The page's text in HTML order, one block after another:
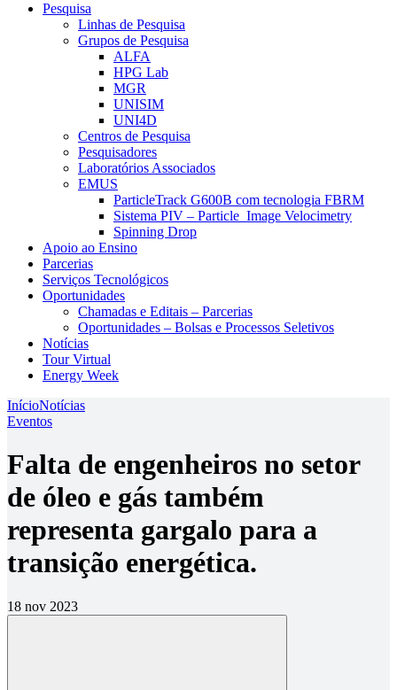
Pesquisa
Linhas de Pesquisa
Grupos de Pesquisa
ALFA
HPG Lab
MGR
UNISIM
UNI4D
Centros de Pesquisa
Pesquisadores
Laboratórios Associados
EMUS
ParticleTrack G600B com tecnologia FBRM
Sistema PIV – Particle Image Velocimetry
Spinning Drop
Apoio ao Ensino
Parcerias
Serviços Tecnológicos
Oportunidades
Chamadas e Editais – Parcerias
Oportunidades – Bolsas e Processos Seletivos
Notícias
Tour Virtual
Energy Week
InícioNotícias
Eventos
Falta de engenheiros no setor
de óleo e gás também
representa gargalo para a
transição energética.
18 nov 2023